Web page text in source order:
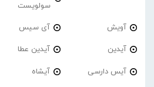
سولویست
آویش آی سیس
آیدین آیدین عطا
آیس دارسی آیشاه